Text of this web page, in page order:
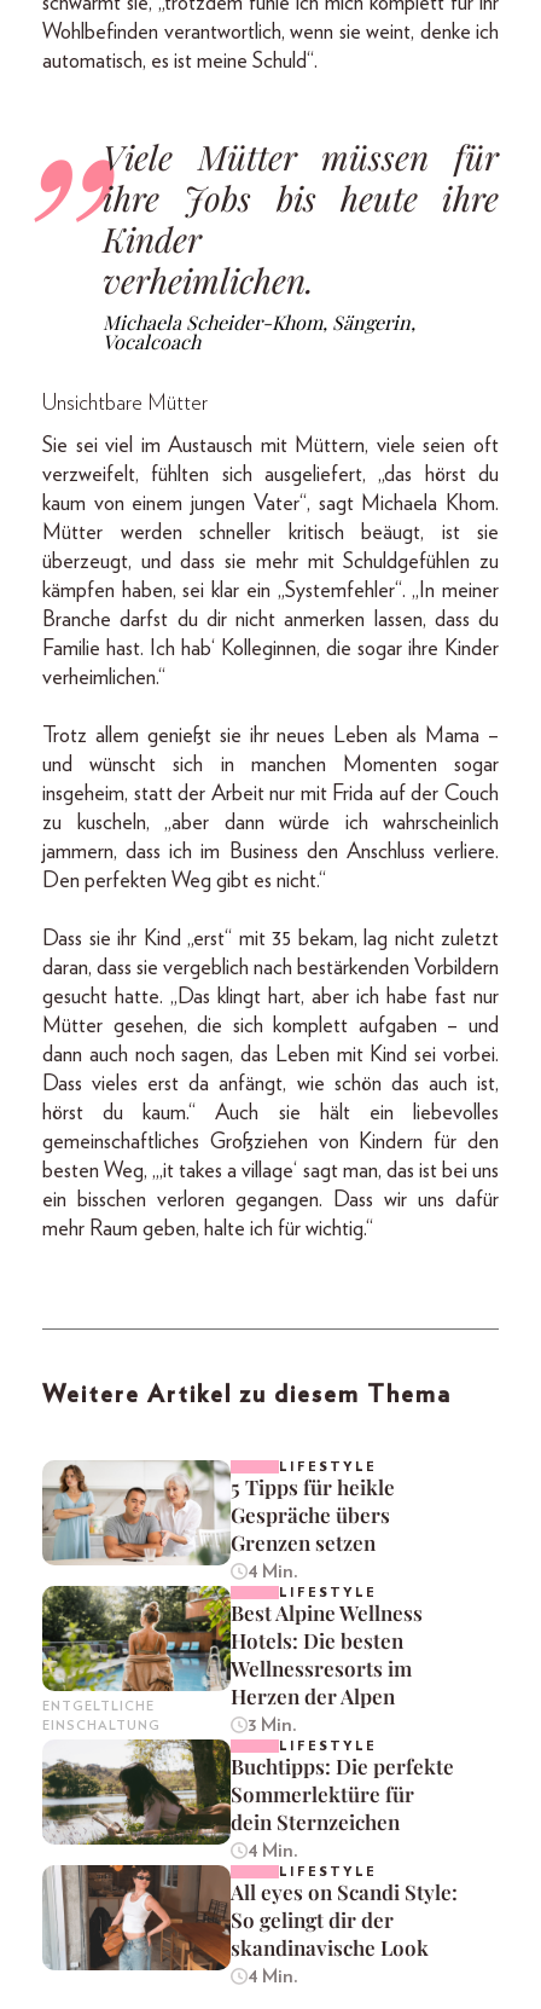
Wohlbefinden verantwortlich, wenn sie weint, denke ich
automatisch, es ist meine Schuld“.
Viele Mütter müssen für
ihre Jobs bis heute ihre
Kinder
verheimlichen.
Michaela Scheider-Khom, Sängerin,
Vocalcoach
Unsichtbare Mütter
Sie sei viel im Austausch mit Müttern, viele seien oft
verzweifelt, fühlten sich ausgeliefert, „das hörst du
kaum von einem jungen Vater“, sagt Michaela Khom.
Mütter werden schneller kritisch beäugt, ist sie
überzeugt, und dass sie mehr mit Schuldgefühlen zu
kämpfen haben, sei klar ein „Systemfehler“. „In meiner
Branche darfst du dir nicht anmerken lassen, dass du
Familie hast. Ich hab‘ Kolleginnen, die sogar ihre Kinder
verheimlichen.“
Trotz allem genießt sie ihr neues Leben als Mama –
und wünscht sich in manchen Momenten sogar
insgeheim, statt der Arbeit nur mit Frida auf der Couch
zu kuscheln, „aber dann würde ich wahrscheinlich
jammern, dass ich im Business den Anschluss verliere.
Den perfekten Weg gibt es nicht.“
Dass sie ihr Kind „erst“ mit 35 bekam, lag nicht zuletzt
daran, dass sie vergeblich nach bestärkenden Vorbildern
gesucht hatte. „Das klingt hart, aber ich habe fast nur
Mütter gesehen, die sich komplett aufgaben – und
dann auch noch sagen, das Leben mit Kind sei vorbei.
Dass vieles erst da anfängt, wie schön das auch ist,
hörst du kaum.“ Auch sie hält ein liebevolles
gemeinschaftliches Großziehen von Kindern für den
besten Weg, „,it takes a village‘ sagt man, das ist bei uns
ein bisschen verloren gegangen. Dass wir uns dafür
mehr Raum geben, halte ich für wichtig.“
Weitere Artikel zu diesem Thema
LIFESTYLE
5 Tipps für heikle
Gespräche übers
Grenzen setzen
4 Min.
ENTGELTLICHE
EINSCHALTUNG
LIFESTYLE
Best Alpine Wellness
Hotels: Die besten
Wellnessresorts im
Herzen der Alpen
3 Min.
LIFESTYLE
Buchtipps: Die perfekte
Sommerlektüre für
dein Sternzeichen
4 Min.
LIFESTYLE
All eyes on Scandi Style:
So gelingt dir der
skandinavische Look
4 Min.